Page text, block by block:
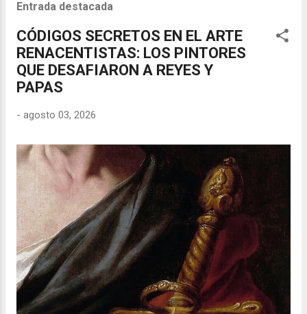
Entrada destacada
CÓDIGOS SECRETOS EN EL ARTE
RENACENTISTAS: LOS PINTORES
QUE DESAFIARON A REYES Y
PAPAS
- agosto 03, 2026